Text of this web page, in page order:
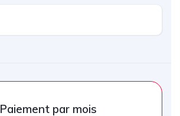
Paiement par mois